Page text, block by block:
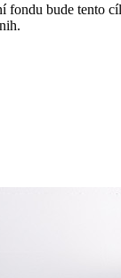
bude tento